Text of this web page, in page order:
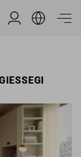
Area Riservata